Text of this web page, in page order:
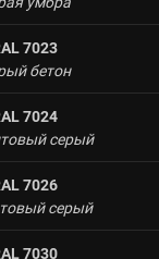
7023
бетон
7024
серый
7026
серый
7030